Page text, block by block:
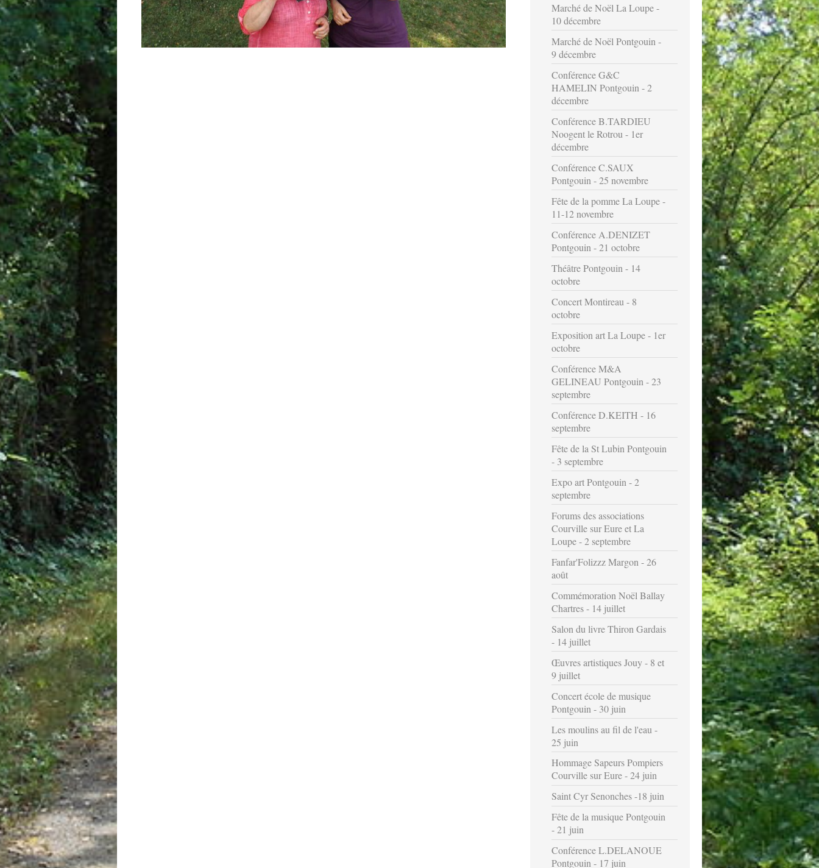
Marché de Noël La Loupe -
10 décembre
Marché de Noël Pontgouin -
9 décembre
Conférence G&C
HAMELIN Pontgouin - 2
décembre
Conférence B.TARDIEU
Noogent le Rotrou - 1er
décembre
Conférence C.SAUX
Pontgouin - 25 novembre
Fête de la pomme La Loupe -
11-12 novembre
Conférence A.DENIZET
Pontgouin - 21 octobre
Théâtre Pontgouin - 14
octobre
Concert Montireau - 8
octobre
Exposition art La Loupe - 1er
octobre
Conférence M&A
GELINEAU Pontgouin - 23
septembre
Conférence D.KEITH - 16
septembre
Fête de la St Lubin Pontgouin
- 3 septembre
Expo art Pontgouin - 2
septembre
Forums des associations
Courville sur Eure et La
Loupe - 2 septembre
Fanfar'Folizzz Margon - 26
août
Commémoration Noël Ballay
Chartres - 14 juillet
Salon du livre Thiron Gardais
- 14 juillet
Œuvres artistiques Jouy - 8 et
9 juillet
Concert école de musique
Pontgouin - 30 juin
Les moulins au fil de l'eau -
25 juin
Hommage Sapeurs Pompiers
Courville sur Eure - 24 juin
Saint Cyr Senonches -18 juin
Fête de la musique Pontgouin
- 21 juin
Conférence L.DELANOUE
Pontgouin - 17 juin